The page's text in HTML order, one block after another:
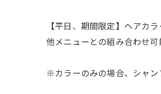
【平日、期間限定】ヘアカ
他メニューとの組み合わせ
※カラーのみの場合、シャン